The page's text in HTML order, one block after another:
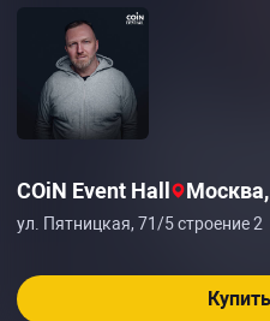
COiN Event Hall
ул. Пятницкая, 71/5 строение 2